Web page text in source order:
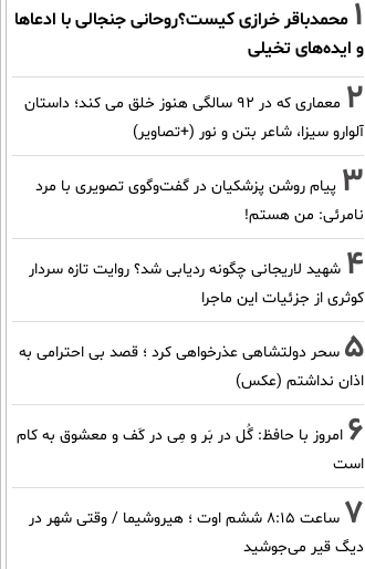
1 محمدباقر خرازی کیست؟روحانی جنجالی با ادعاها
و ایده‌های تخیلی
2
معماری که در 92 سالگی هنوز خلق می کند؛ داستان
آلوارو سیزا، شاعر بتن و نور (+تصاویر)
3 پیام روشن پزشکیان در گفت‌و‌گوی تصویری با مرد
نامرئی: من هستم!
4 شهید لاریجانی چگونه ردیابی شد؟ روایت تازه سردار
کوثری از جزئیات این ماجرا
5 سحر دولتشاهی عذرخواهی کرد ؛ قصد بی احترامی به
اذان نداشتم (عکس)
6 امروز با حافظ: گُل در بَر و مِی در کَف و معشوق به کام
است
7
ساعت ۸:۱۵ ششم اوت ؛ هیروشیما / وقتی شهر در
دیگ قیر می‌جوشید